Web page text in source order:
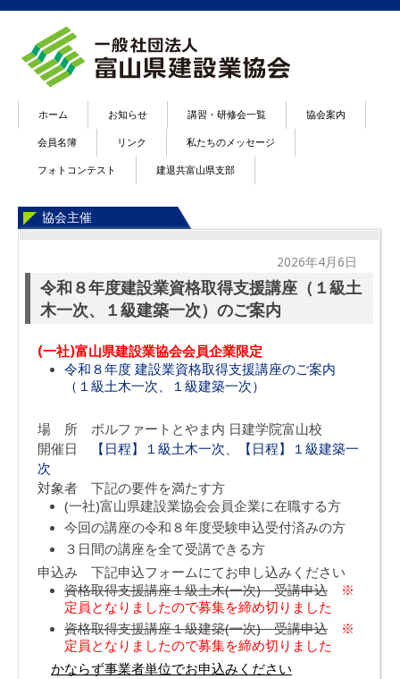
ホーム お知らせ 講習・研修会一覧 協会案内
会員名簿 リンク 私たちのメッセージ
フォトコンテスト 建退共富山県支部
協会主催
2026年4月6日
令和８年度建設業資格取得支援講座（１級土
木一次、１級建築一次）のご案内
(一社)富山県建設業協会会員企業限定
令和８年度 建設業資格取得支援講座のご案内
（１級土木一次、１級建築一次）
場 所 ボルファートとやま内 日建学院富山校
開催日
【日程】１級土木一次、
【日程】１級建築一
次
対象者 下記の要件を満たす方
(一社)富山県建設業協会会員企業に在職する方
今回の講座の令和８年度受験申込受付済みの方
３日間の講座を全て受講できる方
申込み 下記申込フォームにてお申し込みください
資格取得支援講座１級土木(一次) 受講申込
※
定員となりましたので募集を締め切りました
資格取得支援講座１級建築(一次) 受講申込
※
定員となりましたので募集を締め切りました
かならず事業者単位でお申込みください